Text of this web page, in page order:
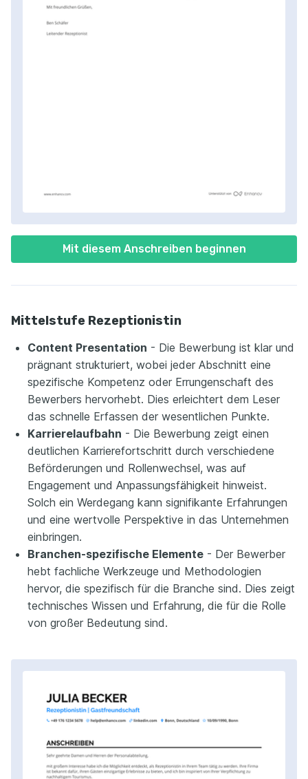
Mit diesem Anschreiben beginnen
Mittelstufe Rezeptionistin
Content Presentation - Die Bewerbung ist klar und
prägnant strukturiert, wobei jeder Abschnitt eine
spezifische Kompetenz oder Errungenschaft des
Bewerbers hervorhebt. Dies erleichtert dem Leser
das schnelle Erfassen der wesentlichen Punkte.
Karrierelaufbahn - Die Bewerbung zeigt einen
deutlichen Karrierefortschritt durch verschiedene
Beförderungen und Rollenwechsel, was auf
Engagement und Anpassungsfähigkeit hinweist.
Solch ein Werdegang kann signifikante Erfahrungen
und eine wertvolle Perspektive in das Unternehmen
einbringen.
Branchen-spezifische Elemente - Der Bewerber
hebt fachliche Werkzeuge und Methodologien
hervor, die spezifisch für die Branche sind. Dies zeigt
technisches Wissen und Erfahrung, die für die Rolle
von großer Bedeutung sind.